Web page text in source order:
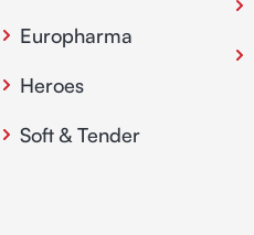
Europharma
Heroes
Soft & Tender